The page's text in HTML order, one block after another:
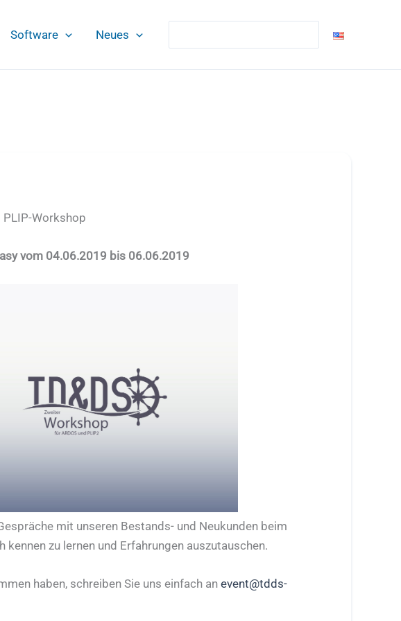
Software Neues
PLIP-Workshop
vom 04.06.2019 bis 06.06.2019
mit unseren Bestands- und Neukunden beim
zu lernen und Erfahrungen auszutauschen.
haben, schreiben Sie uns einfach anevent@tdds-